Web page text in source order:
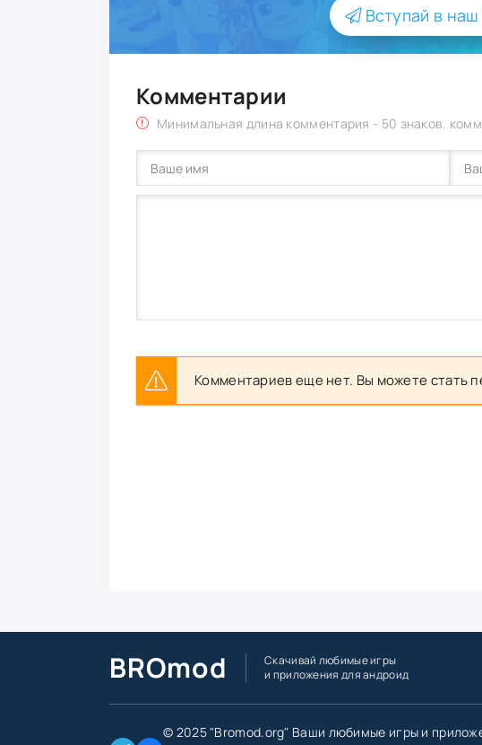
Вступай в
Комментарии
Минимальная длина комментария - 50 знаков.
Комментариев еще нет. Вы можете стать
BROmod
Скачивай любимые игры
и приложения для андроид
© 2025 "Bromod.org" Ваши любимые игры и